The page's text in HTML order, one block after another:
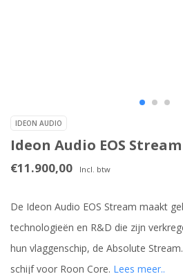
IDEON AUDIO
Ideon Audio EOS
€11.900,00 Incl. btw
De Ideon Audio EOS Stream maakt
technologieën en R&D die zijn
hun vlaggenschip, de Absolute
schijf voor Roon Core. Lees meer..